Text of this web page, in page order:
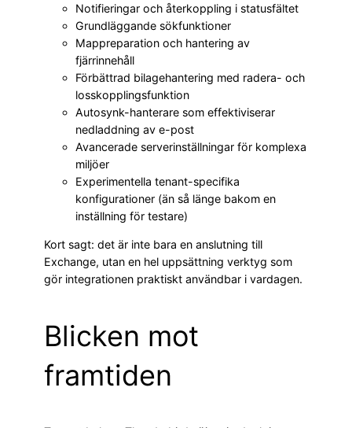
Notifieringar och återkoppling i statusfältet
Grundläggande sökfunktioner
Mappreparation och hantering av
fjärrinnehåll
Förbättrad bilagehantering med radera- och
losskopplingsfunktion
Autosynk-hanterare som effektiviserar
nedladdning av e-post
Avancerade serverinställningar för komplexa
miljöer
Experimentella tenant-specifika
konfigurationer (än så länge bakom en
inställning för testare)
Kort sagt: det är inte bara en anslutning till
Exchange, utan en hel uppsättning verktyg som
gör integrationen praktiskt användbar i vardagen.
Blicken mot
framtiden